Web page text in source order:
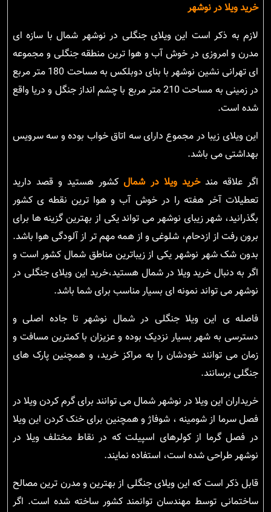
خرید ویلا در نوشهر
لازم به ذکر است این ویلای جنگلی در نوشهر شمال با سازه ای
مدرن و امروزی در خوش آب و هوا ترین منطقه جنگلی و مجموعه
ای تهرانی نشین نوشهر با بنای دوبلکس به مساحت 180 متر مربع
در زمینی به مساحت 210 متر مربع با چشم انداز جنگل و دریا واقع
شده است.
این ویلای زیبا در مجموع دارای سه اتاق خواب بوده و سه سرویس
بهداشتی می باشد.
اگر علاقه مندخرید ویلا در شمالکشور هستید و قصد دارید
تعطیلات آخر هفته را در خوش آب و هوا ترین نقطه ی کشور
بگذرانید، شهر زیبای نوشهر می تواند یکی از بهترین گزینه ها برای
برون رفت از ازدحام، شلوغی و از همه مهم تر از آلودگی هوا باشد.
بدون شک شهر نوشهر یکی از زیباترین مناطق شمال کشور است و
اگر به دنبال خرید ویلا در شمال هستید،خرید این ویلای جنگلی در
نوشهر می تواند نمونه ای بسیار مناسب برای شما باشد.
فاصله ی این ویلا جنگلی در شمال نوشهر تا جاده اصلی و
دسترسی به شهر بسیار نزدیک بوده و عزیزان با کمترین مسافت و
زمان می توانند خودشان را به مراکز خرید، و همچنین پارک های
جنگلی برسانند.
خریداران این ویلا در نوشهر شمال می توانند برای گرم کردن ویلا در
فصل سرما از شومینه ، شوفاژ و همچنین برای خنک کردن این ویلا
در فصل گرما از کولرهای اسپیلت که در نقاط مختلف ویلا در
نوشهر طراحی شده است، استفاده نمایند.
قابل ذکر است که این ویلای جنگلی از بهترین و مدرن ترین مصالح
ساختمانی توسط مهندسان توانمند کشور ساخته شده است. اگر